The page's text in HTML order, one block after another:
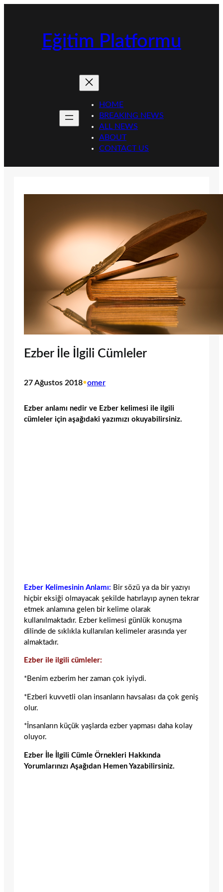
Eğitim Platformu
HOME
BREAKING NEWS
ALL NEWS
ABOUT
CONTACT US
Ezber İle İlgili Cümleler
27 Ağustos 2018•omer
Ezber anlamı nedir ve Ezber kelimesi ile ilgili
cümleler için aşağıdaki yazımızı okuyabilirsiniz.
Ezber Kelimesinin Anlamı: Bir sözü ya da bir yazıyı
hiçbir eksiği olmayacak şekilde hatırlayıp aynen tekrar
etmek anlamına gelen bir kelime olarak
kullanılmaktadır. Ezber kelimesi günlük konuşma
dilinde de sıklıkla kullanılan kelimeler arasında yer
almaktadır.
Ezber ile ilgili cümleler:
*Benim ezberim her zaman çok iyiydi.
*Ezberi kuvvetli olan insanların havsalası da çok geniş
olur.
*İnsanların küçük yaşlarda ezber yapması daha kolay
oluyor.
Ezber İle İlgili Cümle Örnekleri Hakkında
Yorumlarınızı Aşağıdan Hemen Yazabilirsiniz.